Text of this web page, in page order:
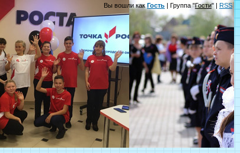
Вы вошли какГость | Группа "Гости" | RSS